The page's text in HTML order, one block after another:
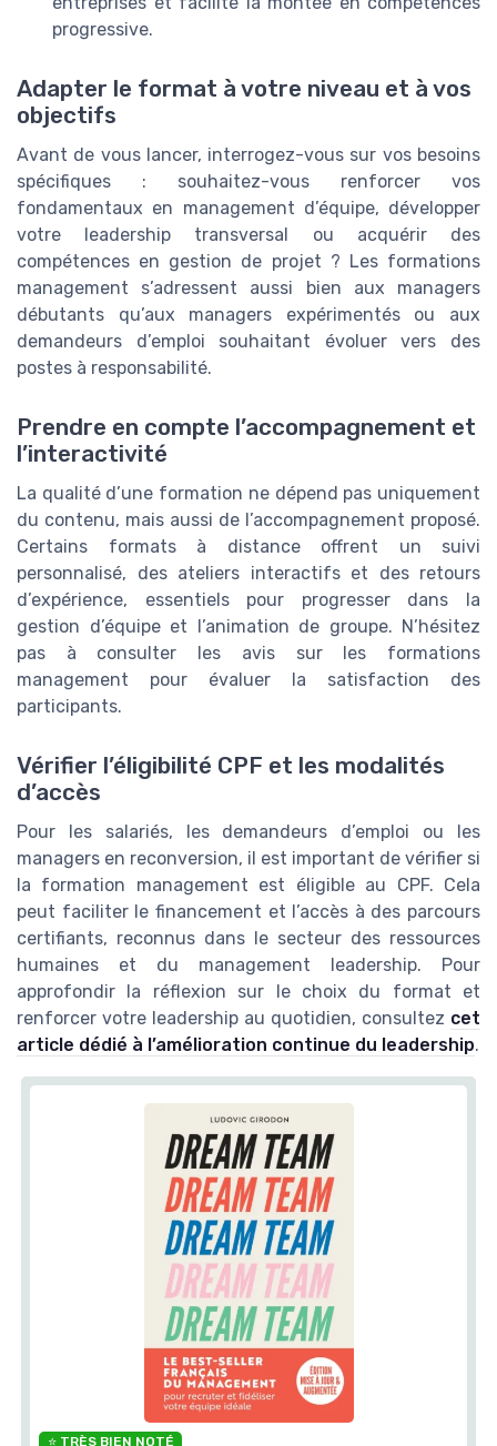
progressive.
Adapter le format à votre niveau et à vos
objectifs
Avant de vous lancer, interrogez-vous sur vos besoins
spécifiques : souhaitez-vous renforcer vos
fondamentaux en management d’équipe, développer
votre leadership transversal ou acquérir des
compétences en gestion de projet ? Les formations
management s’adressent aussi bien aux managers
débutants qu’aux managers expérimentés ou aux
demandeurs d’emploi souhaitant évoluer vers des
postes à responsabilité.
Prendre en compte l’accompagnement et
l’interactivité
La qualité d’une formation ne dépend pas uniquement
du contenu, mais aussi de l’accompagnement proposé.
Certains formats à distance offrent un suivi
personnalisé, des ateliers interactifs et des retours
d’expérience, essentiels pour progresser dans la
gestion d’équipe et l’animation de groupe. N’hésitez
pas à consulter les avis sur les formations
management pour évaluer la satisfaction des
participants.
Vérifier l’éligibilité CPF et les modalités
d’accès
Pour les salariés, les demandeurs d’emploi ou les
managers en reconversion, il est important de vérifier si
la formation management est éligible au CPF. Cela
peut faciliter le financement et l’accès à des parcours
certifiants, reconnus dans le secteur des ressources
humaines et du management leadership. Pour
approfondir la réflexion sur le choix du format et
renforcer votre leadership au quotidien, consultez cet
article dédié à l’amélioration continue du leadership.
⭐ TRÈS BIEN NOTÉ